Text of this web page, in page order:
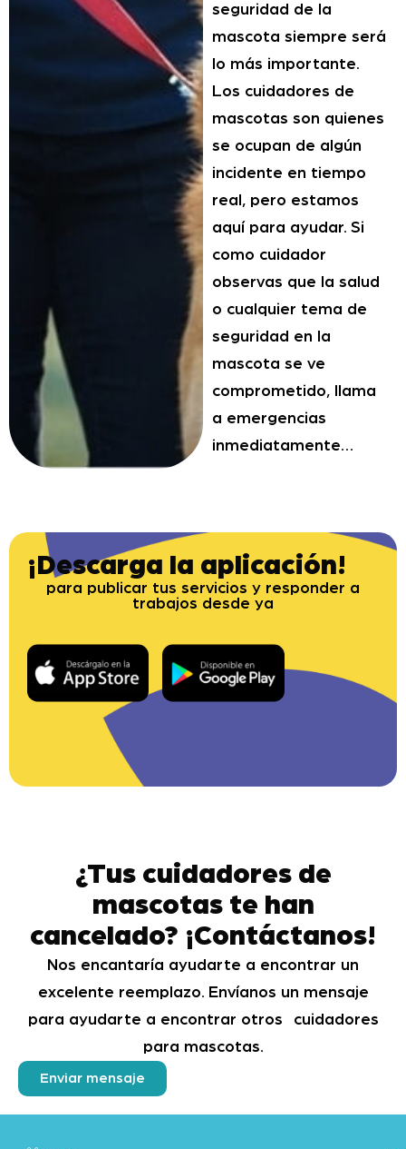
seguridad de la
mascota siempre será
lo más importante.
Los cuidadores de
mascotas son quienes
se ocupan de algún
incidente en tiempo
real, pero estamos
aquí para ayudar. Si
como cuidador
observas que la salud
o cualquier tema de
seguridad en la
mascota se ve
comprometido, llama
a emergencias
inmediatamente…
¡Descarga la aplicación!
para publicar tus servicios y responder a
trabajos desde ya
¿Tus cuidadores de
mascotas te han
cancelado? ¡Contáctanos!
Nos encantaría ayudarte a encontrar un
excelente reemplazo. Envíanos un mensaje
para ayudarte a encontrar otros cuidadores
para mascotas.
Enviar mensaje